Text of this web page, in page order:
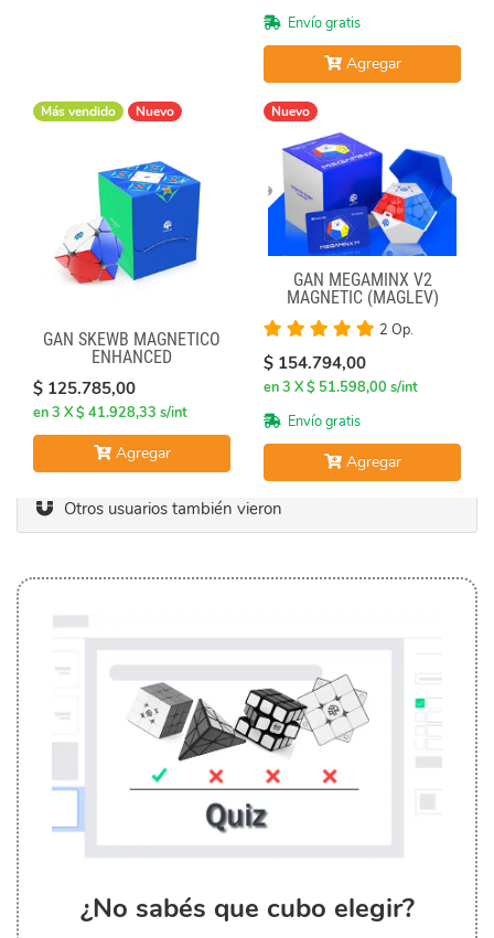
Envío gratis
Agregar
Más vendido Nuevo
GAN SKEWB MAGNETICO
ENHANCED
$ 125.785,00
en 3 X $ 41.928,33 s/int
Agregar
Nuevo
GAN MEGAMINX V2
MAGNETIC (MAGLEV)
BLACK
2 Op.
$ 154.794,00
en 3 X $ 51.598,00 s/int
Envío gratis
Agregar
Otros usuarios también vieron
¿No sabés que cubo elegir?